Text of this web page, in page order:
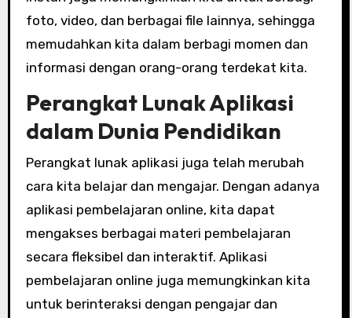
foto, video, dan berbagai file lainnya, sehingga
memudahkan kita dalam berbagi momen dan
informasi dengan orang-orang terdekat kita.
Perangkat Lunak Aplikasi
dalam Dunia Pendidikan
Perangkat lunak aplikasi juga telah merubah
cara kita belajar dan mengajar. Dengan adanya
aplikasi pembelajaran online, kita dapat
mengakses berbagai materi pembelajaran
secara fleksibel dan interaktif. Aplikasi
pembelajaran online juga memungkinkan kita
untuk berinteraksi dengan pengajar dan